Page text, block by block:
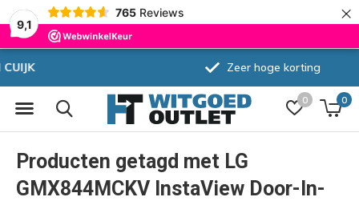
9,1
765 Reviews ×
0 0
Zeer hoge korting
Producten getagd met LG
GMX844MCKV InstaView Door-In-